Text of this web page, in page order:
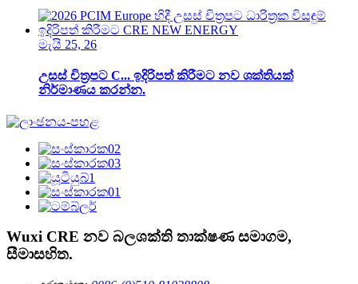
මැයි 25, 26
උසස් චිත්‍රපට C... ඉදිරිපත් කිරීමට නව ශක්තියක්
නිර්මාණය කරන්න.
Wuxi CRE නව බලශක්ති තාක්ෂණ සමාගම,
සීමාසහිත.